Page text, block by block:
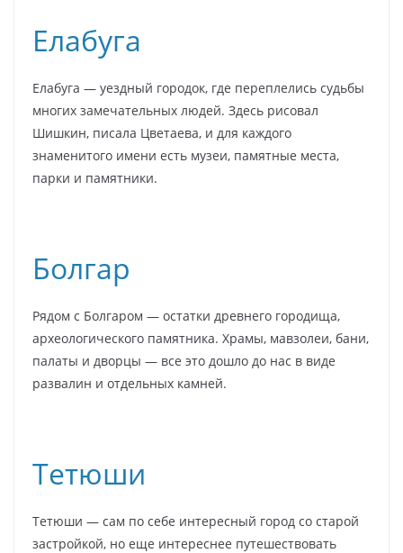
Елабуга
Елабуга — уездный городок, где переплелись судьбы
многих замечательных людей. Здесь рисовал
Шишкин, писала Цветаева, и для каждого
знаменитого имени есть музеи, памятные места,
парки и памятники.
Болгар
Рядом с Болгаром — остатки древнего городища,
археологического памятника. Храмы, мавзолеи, бани,
палаты и дворцы — все это дошло до нас в виде
развалин и отдельных камней.
Тетюши
Тетюши — сам по себе интересный город со старой
застройкой, но еще интереснее путешествовать